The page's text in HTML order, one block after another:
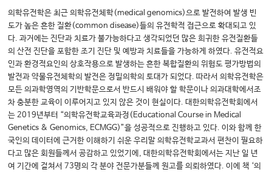
의학유전학은 최근 의학유전체학(medical genomics)으로 발전하여 발생 빈
도가 높은 흔한 질환(common disease)들의 유전학적 접근으로 확대되고 있
다. 과거에는 진단과 치료가 불가능하다고 생각되었던 많은 희귀한 유전질환들
의 산전 진단을 포함한 조기 진단 및 예방과 치료들을 가능하게 하였다. 유전적요
인과 환경적요인의 상호작용으로 발생하는 흔한 복합질환의 위험도 평가방법의
발전과 약물유전체학의 발전은 정밀의학의 토대가 되었다. 따라서 의학유전학은
모든 의과학영역의 기반학문으로서 반드시 배워야 할 학문이나 의과대학에서조
차 충분한 교육이 이루어지고 있지 않은 것이 현실이다. 대한의학유전학회에서
는 2019년부터 “의학유전학교육과정(Educational Course in Medical
Genetics & Genomics, ECMGG)”을 성공적으로 진행하고 있다. 이와 함께 한
국인의 데이터에 근거한 이해하기 쉬운 우리말 의학유전학교과서 편찬이 필요하
다고 많은 회원들께서 공감하고 있었기에, 대한의학유전학회에서는 지난 일 년
여 기간에 걸쳐서 73명의 각 분야 전문가분들께 원고를 의뢰하였다. 이에 책 ‘의